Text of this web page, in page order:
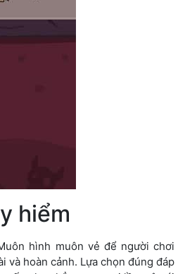
hiểm
hình muôn vẻ để người chơi
và hoàn cảnh. Lựa chọn đúng đáp